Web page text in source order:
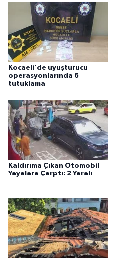
Kocaeli'de uyuşturucu
operasyonlarında 6
tutuklama
Kaldırıma Çıkan Otomobil
Yayalara Çarptı: 2 Yaralı